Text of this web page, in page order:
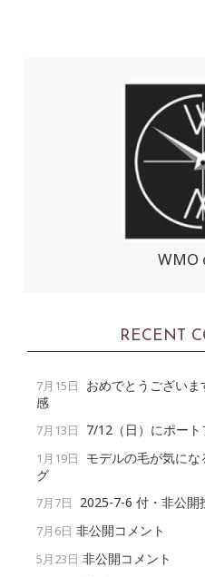
WMO
RECENT
7月15日
おめでとうござい
感
7月13日 7/12（日）にポー
1月19日
モデルの毛が気に
グ
7月7日 2025-7-6 付・非公開
7月6日 非公開コメント
5月23日 非公開コメント